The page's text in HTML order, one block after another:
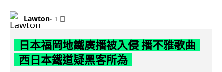
Lawton 1 日
日本福岡地鐵廣播被入侵 播不雅歌曲
西日本鐵道疑黑客所為